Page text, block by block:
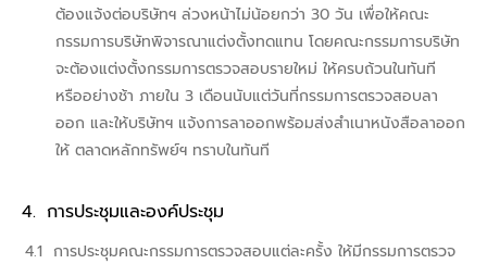
ต้องแจ้งต่อบริษัทฯ ล่วงหน้าไม่น้อยกว่า 30 วัน เพื่อให้คณะ
กรรมการบริษัทพิจารณาแต่งตั้งทดแทน โดยคณะกรรมการบริษัท
จะต้องแต่งตั้งกรรมการตรวจสอบรายใหม่ ให้ครบถ้วนในทันที
หรืออย่างช้า ภายใน 3 เดือนนับแต่วันที่กรรมการตรวจสอบลา
ออก และให้บริษัทฯ แจ้งการลาออกพร้อมส่งสำเนาหนังสือลาออก
ให้ ตลาดหลักทรัพย์ฯ ทราบในทันที
การประชุมและองค์ประชุม
การประชุมคณะกรรมการตรวจสอบแต่ละครั้ง ให้มีกรรมการตรวจ